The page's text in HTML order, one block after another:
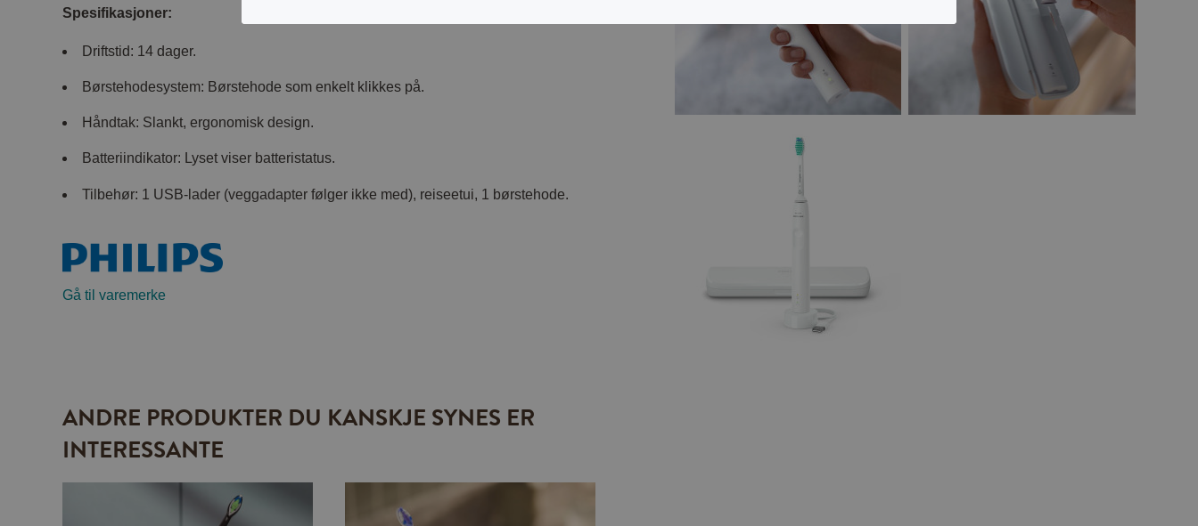
Spesifikasjoner:
Driftstid: 14 dager.
Børstehodesystem: Børstehode som enkelt klikkes på.
Håndtak: Slankt, ergonomisk design.
Batteriindikator: Lyset viser batteristatus.
Tilbehør: 1 USB-lader (veggadapter følger ikke med), reiseetui, 1 børstehode.
Gå til varemerke
ANDRE PRODUKTER DU KANSKJE SYNES ER
INTERESSANTE